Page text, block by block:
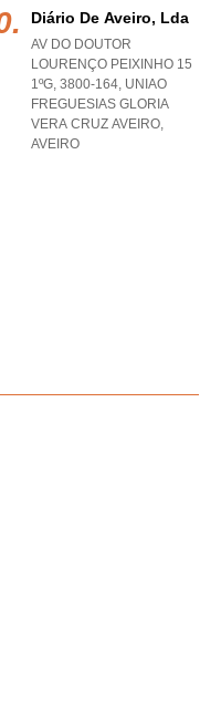
Diário De Aveiro, Lda
AV DO DOUTOR
LOURENÇO PEIXINHO 15
1ºG, 3800-164, UNIAO
FREGUESIAS GLORIA
VERA CRUZ AVEIRO,
AVEIRO